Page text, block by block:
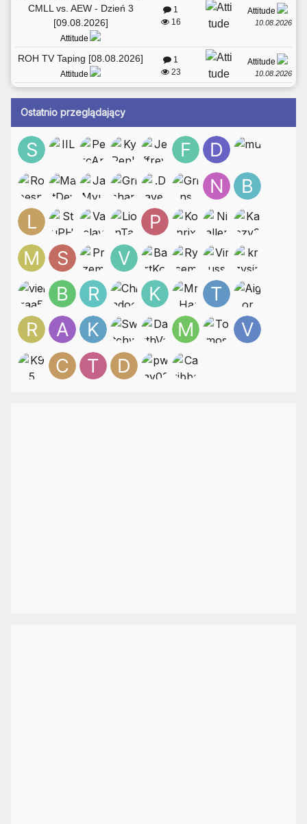
CMLL vs. AEW - Dzień 3
[09.08.2026]
Attitude
1
16
Attitude
10.08.2026
ROH TV Taping [08.08.2026]
Attitude
1
23
Attitude
10.08.2026
Ostatnio przeglądający